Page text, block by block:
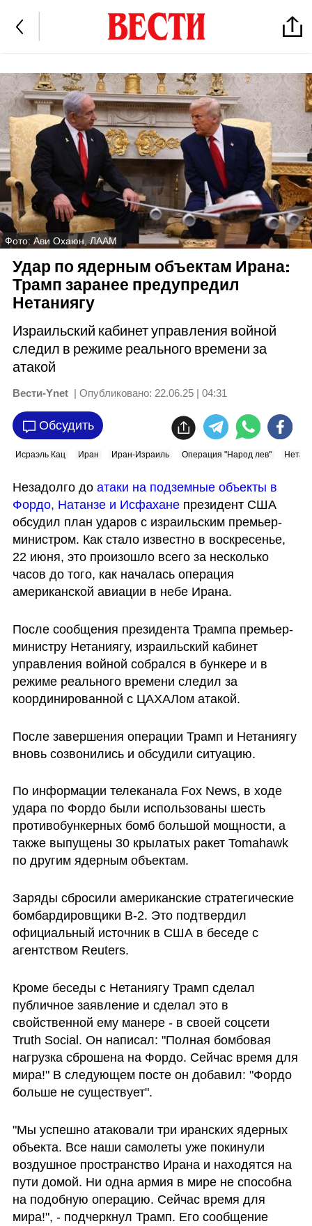
Фото: Ави Охаюн, ЛААМ
Удар по ядерным объектам Ирана:
Трамп заранее предупредил
Нетаниягу
Израильский кабинет управления войной
следил в режиме реального времени за
атакой
Вести-Ynet | Опубликовано: 22.06.25 | 04:31
Обсудить
Исраэль Кац Иран Иран-Израиль Операция "Народ лев"
Незадолго до атаки на подземные объекты в
Фордо, Натанзe и Исфахане президент США
обсудил план ударов с израильским премьер-
министром. Как стало известно в воскресенье,
22 июня, это произошло всего за несколько
часов до того, как началась операция
американской авиации в небе Ирана.
После сообщения президента Трампа премьер-
министру Нетаниягу, израильский кабинет
управления войной собрался в бункере и в
режиме реального времени следил за
координированной с ЦАХАЛом атакой.
После завершения операции Трамп и Нетаниягу
вновь созвонились и обсудили ситуацию.
По информации телеканала Fox News, в ходе
удара по Фордо были использованы шесть
противобункерных бомб большой мощности, а
также выпущены 30 крылатых ракет Tomahawk
по другим ядерным объектам.
Заряды сбросили американские стратегические
бомбардировщики B-2. Это подтвердил
официальный источник в США в беседе с
агентством Reuters.
Кроме беседы с Нетаниягу Трамп сделал
публичное заявление и сделал это в
свойственной ему манере - в своей соцсети
Truth Social. Он написал: "Полная бомбовая
нагрузка сброшена на Фордо. Сейчас время для
мира!" В следующем посте он добавил: "Фордо
больше не существует".
"Мы успешно атаковали три иранских ядерных
объекта. Все наши самолеты уже покинули
воздушное пространство Ирана и находятся на
пути домой. Ни одна армия в мире не способна
на подобную операцию. Сейчас время для
мира!", - подчеркнул Трамп. Его сообщение